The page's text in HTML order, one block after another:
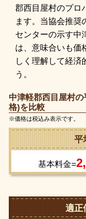
郡西目屋村のプロ
ます。当協会推奨
センターの示す中
は、意味合いも価
しく理解して経済
う。
中津軽郡西目屋村
格)を比較
※価格は税込み表示です。
平
基本料金=
適正